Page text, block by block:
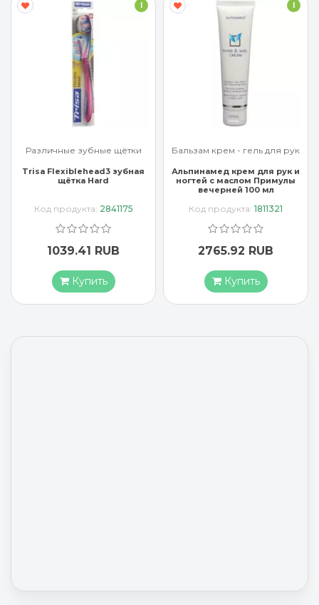
Различные зубные щётки
Trisa Flexiblehead3 зубная
щётка Hard
Код продукта: 2841175
1039.41 RUB
Купить
Бальзам крем - гель для рук
Альпинамед крем для рук и
ногтей с маслом Примулы
вечерней 100 мл
Код продукта: 1811321
2765.92 RUB
Купить